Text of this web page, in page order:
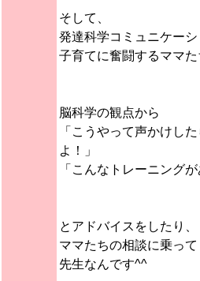
そして、
発達科学コミュニケーシ
子育てに奮闘するママた
脳科学の観点から
「こうやって声かけし
よ！」
「こんなトレーニングが
とアドバイスをしたり、
ママたちの相談に乗って
先生なんです^^